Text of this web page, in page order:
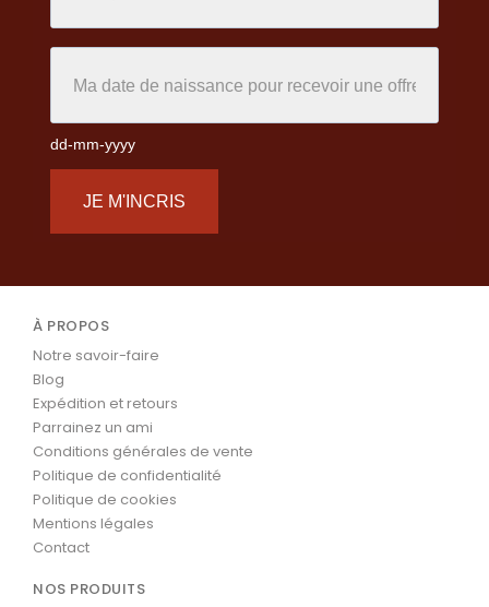
dd-mm-yyyy
JE M'INCRIS
À PROPOS
Notre savoir-faire
Blog
Expédition et retours
Parrainez un ami
Conditions générales de vente
Politique de confidentialité
Politique de cookies
Mentions légales
Contact
NOS PRODUITS